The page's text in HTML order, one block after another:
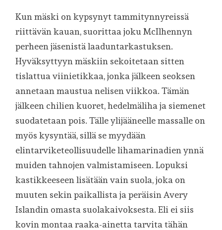
Kun mäski on kypsynyt tammitynnyreissä
riittävän kauan, suorittaa joku McIlhennyn
perheen jäsenistä laaduntarkastuksen.
Hyväksyttyyn mäskiin sekoitetaan sitten
tislattua viinietikkaa, jonka jälkeen seoksen
annetaan maustua nelisen viikkoa. Tämän
jälkeen chilien kuoret, hedelmäliha ja siemenet
suodatetaan pois. Tälle ylijääneelle massalle on
myös kysyntää, sillä se myydään
elintarviketeollisuudelle lihamarinadien ynnä
muiden tahnojen valmistamiseen. Lopuksi
kastikkeeseen lisätään vain suola, joka on
muuten sekin paikallista ja peräisin Avery
Islandin omasta suolakaivoksesta. Eli ei siis
kovin montaa raaka-ainetta tarvita tähän